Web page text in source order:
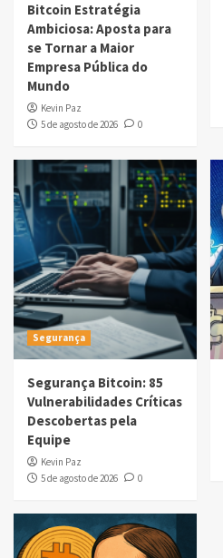
Bitcoin Estratégia
Ambiciosa: Aposta para
se Tornar a Maior
Empresa Pública do
Mundo
Kevin Paz
5 de agosto de 2026
0
Segurança
Segurança Bitcoin: 85
Vulnerabilidades Críticas
Descobertas pela
Equipe
Kevin Paz
5 de agosto de 2026
0